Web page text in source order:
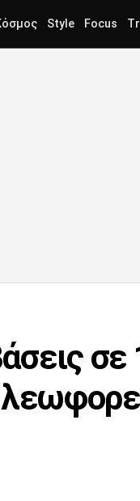
Style Focus
σε